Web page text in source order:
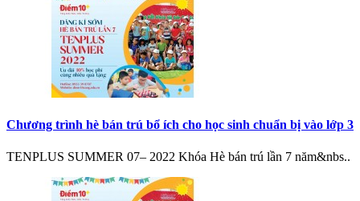
Chương trình hè bán trú bổ ích cho học sinh chuẩn bị vào lớp 3
TENPLUS SUMMER 07– 2022 Khóa Hè bán trú lần 7 năm&nbs..